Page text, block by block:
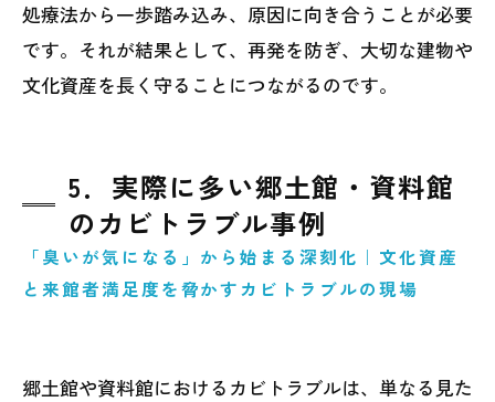
処療法から一歩踏み込み、原因に向き合うことが必要
です。それが結果として、再発を防ぎ、大切な建物や
文化資産を長く守ることにつながるのです。
5．実際に多い郷土館・資料館
のカビトラブル事例
「臭いが気になる」から始まる深刻化｜文化資産
と来館者満足度を脅かすカビトラブルの現場
郷土館や資料館におけるカビトラブルは、単なる見た